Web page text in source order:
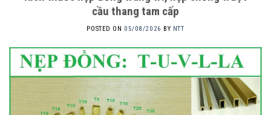
cầu thang tam cấp
POSTED ON 05/08/2026 BY NTT